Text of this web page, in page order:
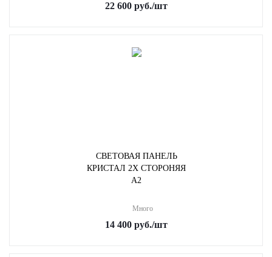
22 600 руб./шт
СВЕТОВАЯ ПАНЕЛЬ
КРИСТАЛ 2Х СТОРОНЯЯ
A2
Много
14 400 руб./шт